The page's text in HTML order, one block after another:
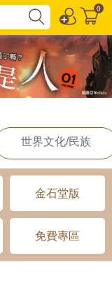
0
世界文化/民族
金石堂版
免費專區